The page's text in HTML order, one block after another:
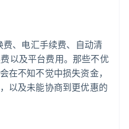
、电汇手续费、自动清
以及平台费用。那些不优
在不知不觉中损失资金，
以及未能协商到更优惠的